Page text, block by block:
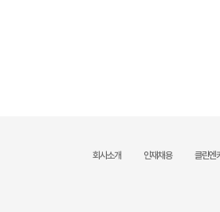
회사소개 인재채용 클린엔카